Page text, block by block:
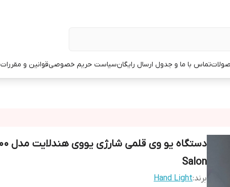
تماس با ما و جدول ارسال رایگانسیاست حریم خصوصیقوانین و مقررات
Salon
برند:Hand Light